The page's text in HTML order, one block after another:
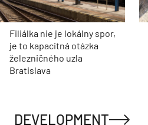
Filiálka nie je lokálny spor,
je to kapacitná otázka
železničného uzla
Bratislava
DEVELOPMENT